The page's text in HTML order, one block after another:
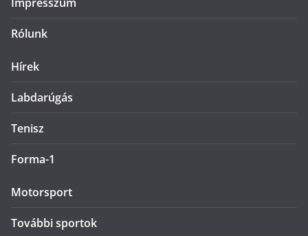
Rólunk
Hírek
Labdarúgás
Tenisz
Forma-1
Motorsport
További sportok